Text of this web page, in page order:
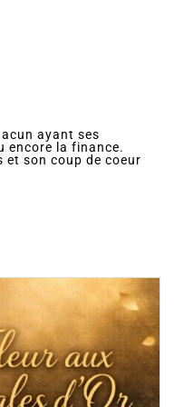
ayant ses
encore la finance.
et son coup de coeur